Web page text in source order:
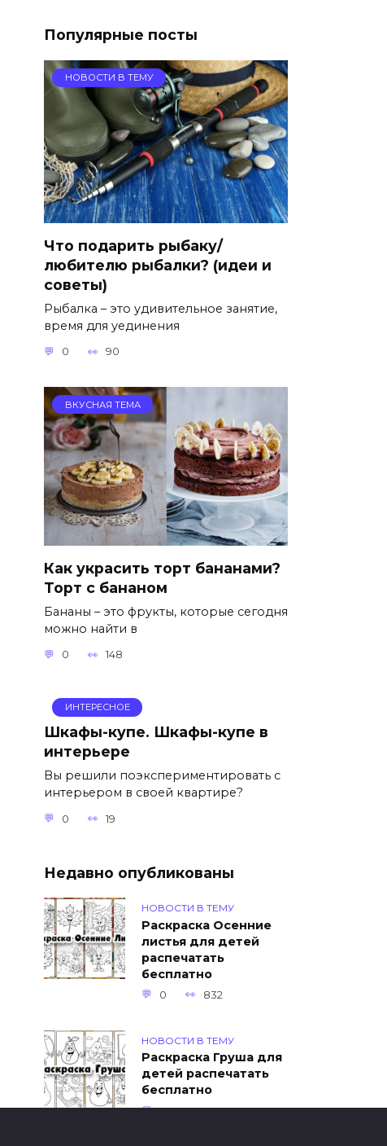
Популярные посты
НОВОСТИ В ТЕМУ
Что подарить рыбаку/
любителю рыбалки? (идеи и
советы)
Рыбалка – это удивительное занятие,
время для уединения
0 90
ВКУСНАЯ ТЕМА
Как украсить торт бананами?
Торт с бананом
Бананы – это фрукты, которые сегодня
можно найти в
0 148
ИНТЕРЕСНОЕ
Шкафы-купе. Шкафы-купе в
интерьере
Вы решили поэкспериментировать с
интерьером в своей квартире?
0 19
Недавно опубликованы
НОВОСТИ В ТЕМУ
Раскраска Осенние
листья для детей
распечатать
бесплатно
0 832
НОВОСТИ В ТЕМУ
Раскраска Груша для
детей распечатать
бесплатно
0 449